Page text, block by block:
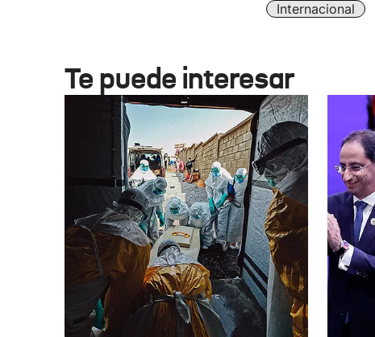
Internacional
Te puede interesar